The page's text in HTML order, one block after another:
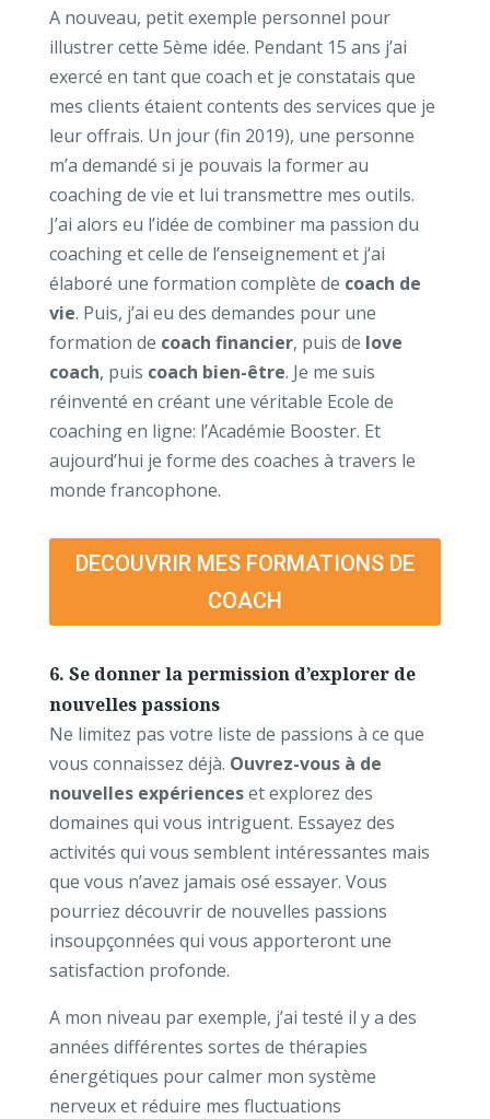
A nouveau, petit exemple personnel pour
illustrer cette 5ème idée. Pendant 15 ans j’ai
exercé en tant que coach et je constatais que
mes clients étaient contents des services que je
leur offrais. Un jour (fin 2019), une personne
m’a demandé si je pouvais la former au
coaching de vie et lui transmettre mes outils.
J’ai alors eu l’idée de combiner ma passion du
coaching et celle de l’enseignement et j’ai
élaboré une formation complète de coach de
vie. Puis, j’ai eu des demandes pour une
formation de coach financier, puis de love
coach, puis coach bien-être. Je me suis
réinventé en créant une véritable Ecole de
coaching en ligne: l’Académie Booster. Et
aujourd’hui je forme des coaches à travers le
monde francophone.
DECOUVRIR MES FORMATIONS DE
COACH
6. Se donner la permission d’explorer de
nouvelles passions
Ne limitez pas votre liste de passions à ce que
vous connaissez déjà. Ouvrez-vous à de
nouvelles expérienceset explorez des
domaines qui vous intriguent. Essayez des
activités qui vous semblent intéressantes mais
que vous n’avez jamais osé essayer. Vous
pourriez découvrir de nouvelles passions
insoupçonnées qui vous apporteront une
satisfaction profonde.
A mon niveau par exemple, j’ai testé il y a des
années différentes sortes de thérapies
énergétiques pour calmer mon système
nerveux et réduire mes fluctuations